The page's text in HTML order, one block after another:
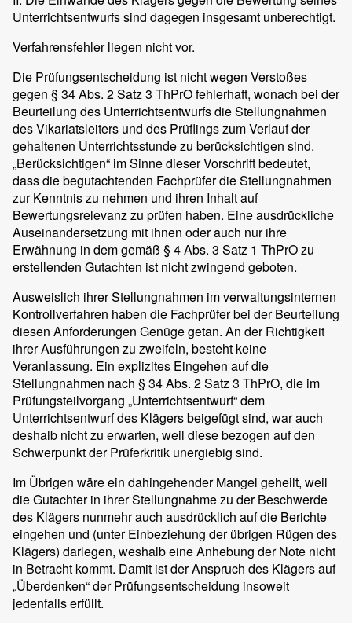
Unterrichtsentwurfs sind dagegen insgesamt unberechtigt.
Verfahrensfehler liegen nicht vor.
Die Prüfungsentscheidung ist nicht wegen Verstoßes
gegen § 34 Abs. 2 Satz 3 ThPrO fehlerhaft, wonach bei der
Beurteilung des Unterrichtsentwurfs die Stellungnahmen
des Vikariatsleiters und des Prüflings zum Verlauf der
gehaltenen Unterrichtsstunde zu berücksichtigen sind.
„Berücksichtigen“ im Sinne dieser Vorschrift bedeutet,
dass die begutachtenden Fachprüfer die Stellungnahmen
zur Kenntnis zu nehmen und ihren Inhalt auf
Bewertungsrelevanz zu prüfen haben. Eine ausdrückliche
Auseinandersetzung mit ihnen oder auch nur ihre
Erwähnung in dem gemäß § 4 Abs. 3 Satz 1 ThPrO zu
erstellenden Gutachten ist nicht zwingend geboten.
Ausweislich ihrer Stellungnahmen im verwaltungsinternen
Kontrollverfahren haben die Fachprüfer bei der Beurteilung
diesen Anforderungen Genüge getan. An der Richtigkeit
ihrer Ausführungen zu zweifeln, besteht keine
Veranlassung. Ein explizites Eingehen auf die
Stellungnahmen nach § 34 Abs. 2 Satz 3 ThPrO, die im
Prüfungsteilvorgang „Unterrichtsentwurf“ dem
Unterrichtsentwurf des Klägers beigefügt sind, war auch
deshalb nicht zu erwarten, weil diese bezogen auf den
Schwerpunkt der Prüferkritik unergiebig sind.
Im Übrigen wäre ein dahingehender Mangel geheilt, weil
die Gutachter in ihrer Stellungnahme zu der Beschwerde
des Klägers nunmehr auch ausdrücklich auf die Berichte
eingehen und (unter Einbeziehung der übrigen Rügen des
Klägers) darlegen, weshalb eine Anhebung der Note nicht
in Betracht kommt. Damit ist der Anspruch des Klägers auf
„Überdenken“ der Prüfungsentscheidung insoweit
jedenfalls erfüllt.